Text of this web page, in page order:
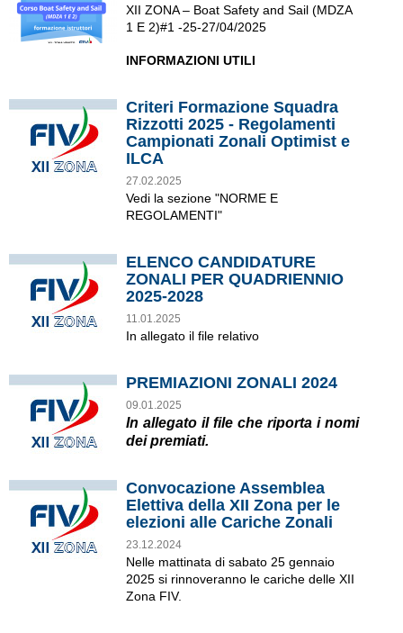
XII ZONA – Boat Safety and Sail (MDZA
1 E 2)#1 -25-27/04/2025
INFORMAZIONI UTILI
Criteri Formazione Squadra
Rizzotti 2025 - Regolamenti
Campionati Zonali Optimist e
ILCA
27.02.2025
Vedi la sezione "NORME E
REGOLAMENTI"
ELENCO CANDIDATURE
ZONALI PER QUADRIENNIO
2025-2028
11.01.2025
In allegato il file relativo
PREMIAZIONI ZONALI 2024
09.01.2025
In allegato il file che riporta i nomi
dei premiati.
Convocazione Assemblea
Elettiva della XII Zona per le
elezioni alle Cariche Zonali
23.12.2024
Nelle mattinata di sabato 25 gennaio
2025 si rinnoveranno le cariche delle XII
Zona FIV.